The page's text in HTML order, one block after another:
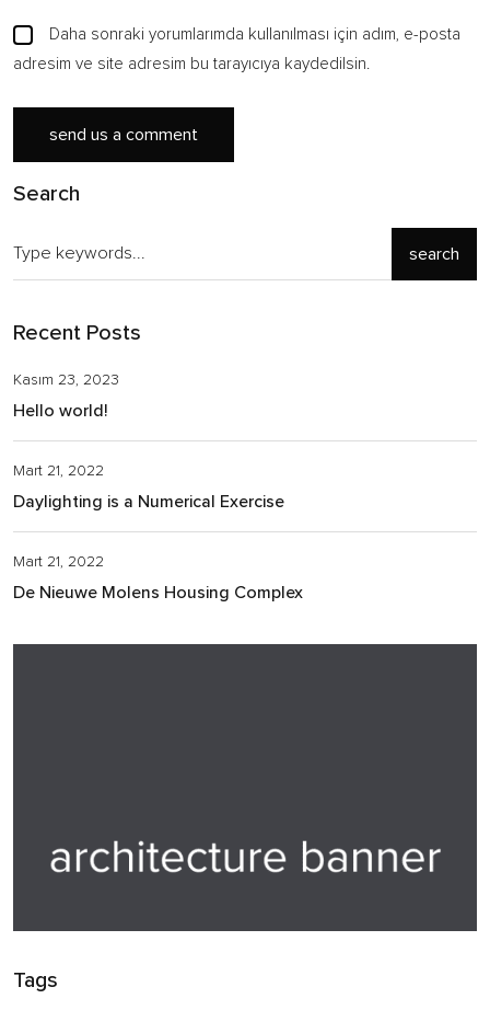
Daha sonraki yorumlarımda kullanılması için adım, e-posta
adresim ve site adresim bu tarayıcıya kaydedilsin.
Search
search
Recent Posts
Hello world!
Kasım 23, 2023
Daylighting is a Numerical Exercise
Mart 21, 2022
De Nieuwe Molens Housing Complex
Mart 21, 2022
Tags